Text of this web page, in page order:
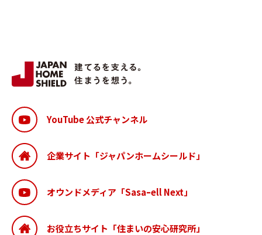
YouTube 公式チャンネル
企業サイト「ジャパンホームシールド」
オウンドメディア「Sasaｰell Next」
お役立ちサイト「住まいの安心研究所」